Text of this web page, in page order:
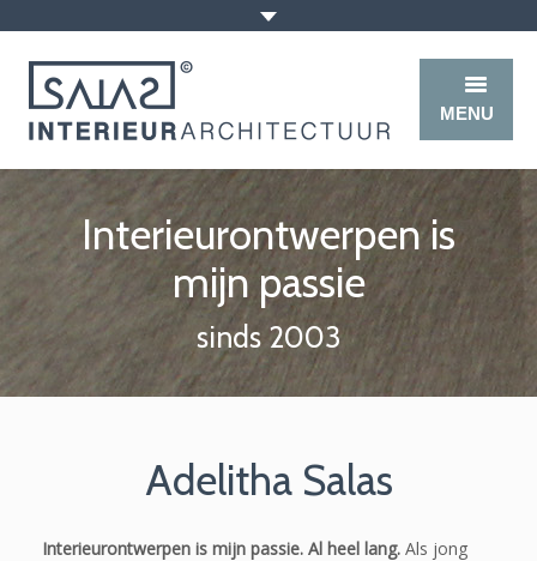
MENU
Home
Salas
Werkwijze
Portfolio
Klanten
Interieurontwerpen is
mijn passie
sinds 2003
Adelitha Salas
Interieurontwerpen is mijn passie. Al heel lang. Als jong